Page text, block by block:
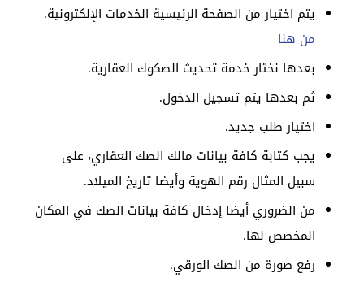
يتم اختيار من الصفحة الرئيسية الخدمات الإلكترونية.
من هنا
بعدها نختار خدمة تحديث الصكوك العقارية.
ثم بعدها يتم تسجيل الدخول.
اختيار طلب جديد.
يجب كتابة كافة بيانات مالك الصك العقاري، على
سبيل المثال رقم الهوية وأيضا تاريخ الميلاد.
من الضروري أيضا إدخال كافة بيانات الصك في المكان
المخصص لها.
رفع صورة من الصك الورقي.